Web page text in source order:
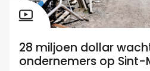
28 miljoen dollar
ondernemers op Sint-